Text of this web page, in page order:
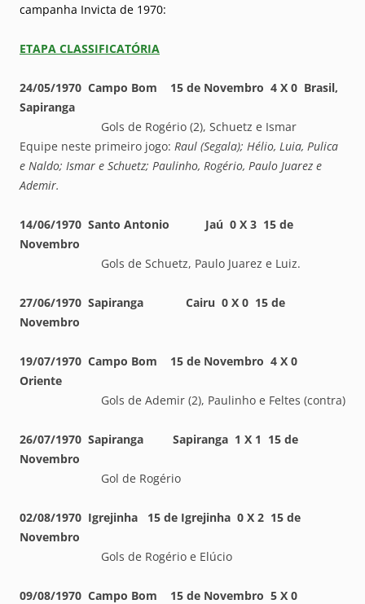
campanha Invicta de 1970:
ETAPA CLASSIFICATÓRIA
24/05/1970 Campo Bom 15 de Novembro 4 X 0 Brasil,
Sapiranga
Gols de Rogério (2), Schuetz e Ismar
Equipe neste primeiro jogo: Raul (Segala); Hélio, Luia, Pulica
e Naldo; Ismar e Schuetz; Paulinho, Rogério, Paulo Juarez e
Ademir.
14/06/1970 Santo Antonio Jaú 0 X 3 15 de
Novembro
Gols de Schuetz, Paulo Juarez e Luiz.
27/06/1970 Sapiranga Cairu 0 X 0 15 de
Novembro
19/07/1970 Campo Bom 15 de Novembro 4 X 0
Oriente
Gols de Ademir (2), Paulinho e Feltes (contra)
26/07/1970 Sapiranga Sapiranga 1 X 1 15 de
Novembro
Gol de Rogério
02/08/1970 Igrejinha 15 de Igrejinha 0 X 2 15 de
Novembro
Gols de Rogério e Elúcio
09/08/1970 Campo Bom 15 de Novembro 5 X 0